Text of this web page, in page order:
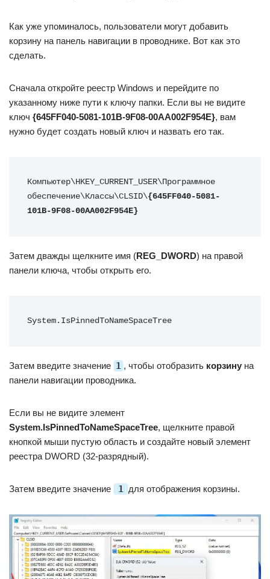
Как уже упоминалось, пользователи могут добавить
корзину на панель навигации в проводнике. Вот как это
сделать.
Сначала откройте реестр Windows и перейдите по
указанному ниже пути к ключу папки. Если вы не видите
ключ {645FF040-5081-101B-9F08-00AA002F954E}, вам
нужно будет создать новый ключ и назвать его так.
Компьютер\HKEY_CURRENT_USER\Программное
обеспечение\Классы\CLSID\{645FF040-5081-
101B-9F08-00AA002F954E}
Затем дважды щелкните имя (REG_DWORD) на правой
панели ключа, чтобы открыть его.
System.IsPinnedToNameSpaceTree
Затем введите значение 1 , чтобы отобразить корзину на
панели навигации проводника.
Если вы не видите элемент
System.IsPinnedToNameSpaceTree, щелкните правой
кнопкой мыши пустую область и создайте новый элемент
реестра DWORD (32-разрядный).
Затем введите значение 1 для отображения корзины.